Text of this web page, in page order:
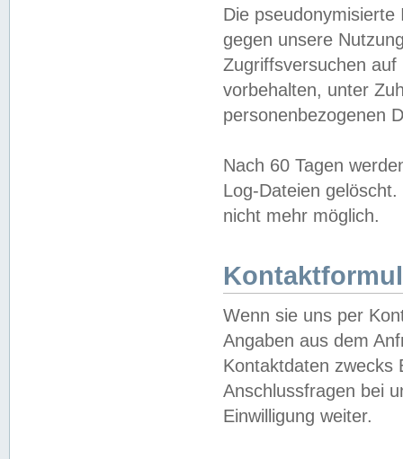
Die
gegen unsere
Zugriffsversuchen
vorbehalten, unter
personenbezogenen
Nach 60 Tagen
Log-Dateien
nicht mehr möglich.
Wenn sie uns per
Angaben aus dem
Kontaktdaten zwecks
Anschlussfragen bei
Einwilligung weiter.